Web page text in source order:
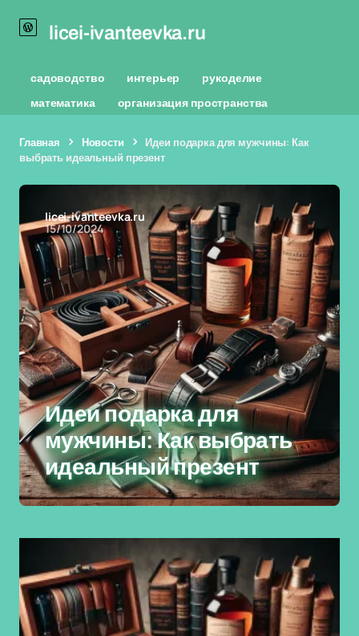
licei-ivanteevka.ru
садоводство интерьер
рукоделие
математика
организация пространства
Главная Новости
Идеи подарка для мужчины: Как
выбрать идеальный презент
licei-ivanteevka.ru
15/10/2024
Идеи подарка для
мужчины: Как выбрать
идеальный презент